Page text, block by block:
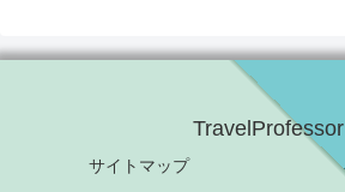
TravelProfessor
サイトマップ